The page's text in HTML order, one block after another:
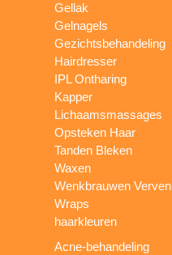
Gellak
Gelnagels
Gezichtsbehandeling
Hairdresser
IPL Ontharing
Kapper
Lichaamsmassages
Opsteken Haar
Tanden Bleken
Waxen
Wenkbrauwen Verven
Wraps
haarkleuren
Acne-behandeling